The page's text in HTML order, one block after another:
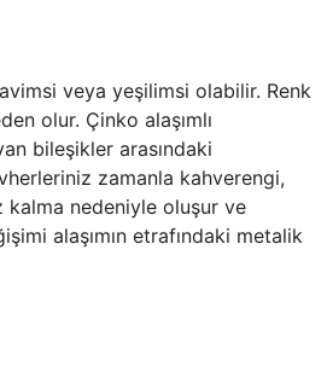
veya yeşilimsi olabilir. Renk
olur. Çinko alaşımlı
bileşikler arasındaki
zamanla kahverengi,
kalma nedeniyle oluşur ve
alaşımın etrafındaki metalik